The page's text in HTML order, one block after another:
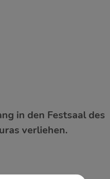
in den Festsaal des
verliehen.